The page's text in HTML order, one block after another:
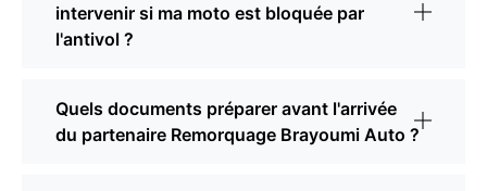
intervenir si ma moto est bloquée par
l'antivol ?
Quels documents préparer avant l'arrivée
du partenaire Remorquage Brayoumi Auto ?